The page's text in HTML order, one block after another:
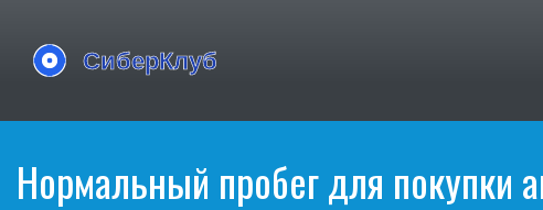
Нормальный пробег для покупки